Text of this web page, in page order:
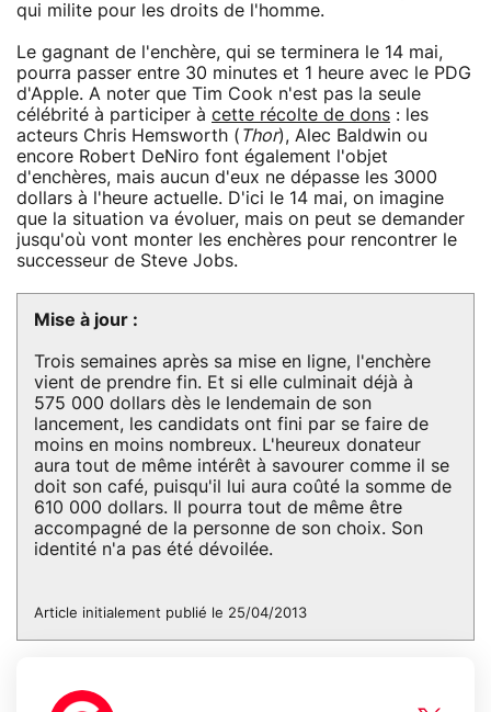
qui milite pour les droits de l'homme.
Le gagnant de l'enchère, qui se terminera le 14 mai,
pourra passer entre 30 minutes et 1 heure avec le PDG
d'Apple. A noter que Tim Cook n'est pas la seule
célébrité à participer à cette récolte de dons : les
acteurs Chris Hemsworth ( Thor), Alec Baldwin ou
encore Robert DeNiro font également l'objet
d'enchères, mais aucun d'eux ne dépasse les 3000
dollars à l'heure actuelle. D'ici le 14 mai, on imagine
que la situation va évoluer, mais on peut se demander
jusqu'où vont monter les enchères pour rencontrer le
successeur de Steve Jobs.
Mise à jour :
Trois semaines après sa mise en ligne, l'enchère
vient de prendre fin. Et si elle culminait déjà à
575 000 dollars dès le lendemain de son
lancement, les candidats ont fini par se faire de
moins en moins nombreux. L'heureux donateur
aura tout de même intérêt à savourer comme il se
doit son café, puisqu'il lui aura coûté la somme de
610 000 dollars. Il pourra tout de même être
accompagné de la personne de son choix. Son
identité n'a pas été dévoilée.
Article initialement publié le 25/04/2013